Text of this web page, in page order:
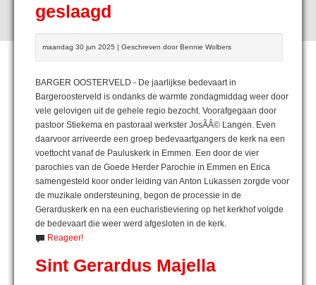
geslaagd
maandag 30 jun 2025 | Geschreven door Bennie Wolbers
BARGER OOSTERVELD - De jaarlijkse bedevaart in
Bargeroosterveld is ondanks de warmte zondagmiddag weer door
vele gelovigen uit de gehele regio bezocht. Voorafgegaan door
pastoor Stiekema en pastoraal werkster JosÃÂ© Langen. Even
daarvoor arriveerde een groep bedevaartgangers de kerk na een
voettocht vanaf de Pauluskerk in Emmen. Een door de vier
parochies van de Goede Herder Parochie in Emmen en Erica
samengesteld koor onder leiding van Anton Lukassen zorgde voor
de muzikale ondersteuning, begon de processie in de
Gerarduskerk en na een eucharistieviering op het kerkhof volgde
de bedevaart die weer werd afgesloten in de kerk.
Reageer!
Sint Gerardus Majella